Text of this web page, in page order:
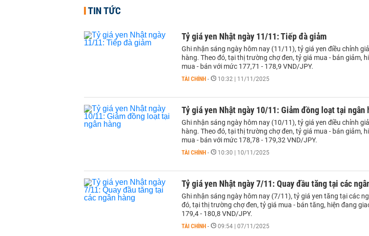
TIN TỨC
Tỷ giá yen Nhật ngày 11/11: Tiếp đà giảm
Ghi nhận sáng ngày hôm nay (11/11), tỷ giá yen điều chỉnh
hàng. Theo đó, tại thị trường chợ đen, tỷ giá mua - bán giảm,
mua - bán với mức 177,71 - 178,9 VND/JPY.
TÀI CHÍNH - 10:32 | 11/11/2025
Tỷ giá yen Nhật ngày 10/11: Giảm đồng loạt tại ngân
Ghi nhận sáng ngày hôm nay (10/11), tỷ giá yen điều chỉnh
hàng. Theo đó, tại thị trường chợ đen, tỷ giá mua - bán giảm,
mua - bán với mức 178,78 - 179,32 VND/JPY.
TÀI CHÍNH - 10:30 | 10/11/2025
Tỷ giá yen Nhật ngày 7/11: Quay đầu tăng tại các
Ghi nhận sáng ngày hôm nay (7/11), tỷ giá yen tăng tại các
đó, tại thị trường chợ đen, tỷ giá mua - bán tăng, hiện đang
179,4 - 180,8 VND/JPY.
TÀI CHÍNH - 09:54 | 07/11/2025